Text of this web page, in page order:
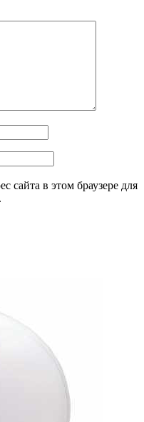
сайта в этом браузере для